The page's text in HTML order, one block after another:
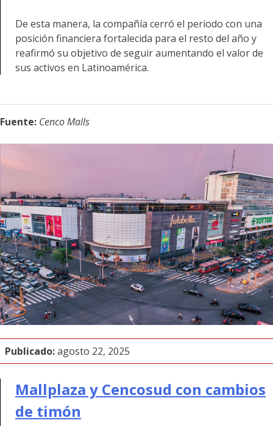
De esta manera, la compañía cerró el periodo con una
posición financiera fortalecida para el resto del año y
reafirmó su objetivo de seguir aumentando el valor de
sus activos en Latinoamérica.
Fuente: Cenco Malls
Publicado:agosto 22, 2025
Mallplaza y Cencosud con cambios
de timón